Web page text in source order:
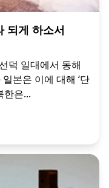
되게 하소서
덕 일대에서 동해
본은 이에 대해 ‘단
한은...